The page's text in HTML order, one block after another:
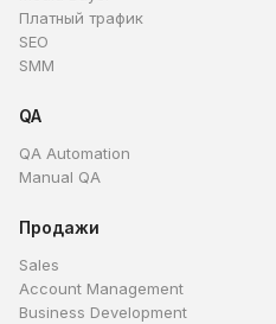
Платный трафик
SEO
SMM
QA
QA Automation
Manual QA
Продажи
Sales
Account Management
Business Development